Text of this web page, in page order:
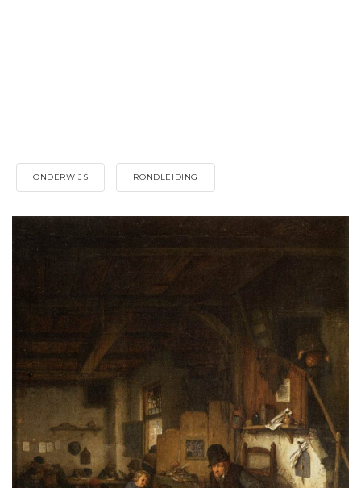
ONDERWIJS RONDLEIDING